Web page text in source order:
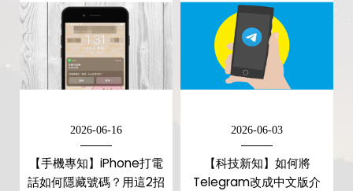
2026-06-16
【手機專知】iPhone打電
話如何隱藏號碼？用這2招
2026-06-03
【科技新知】如何將
Telegram改成中文版介